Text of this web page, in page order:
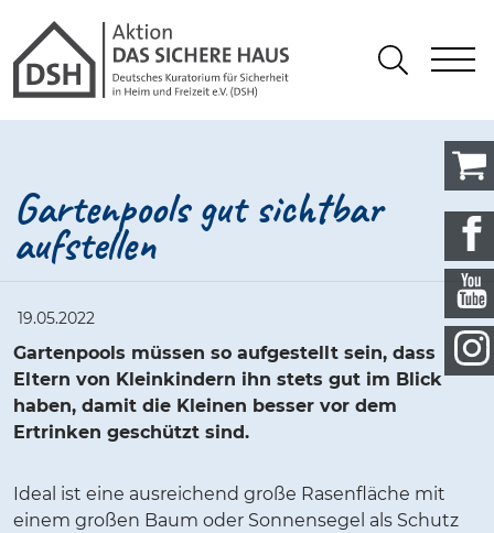
Gathmann Michaelis und
Suchen
Gartenpools gut sichtbar
aufstellen
19.05.2022
Gartenpools müssen so aufgestellt sein, dass
Eltern von Kleinkindern ihn stets gut im Blick
haben, damit die Kleinen besser vor dem
Ertrinken geschützt sind.
Ideal ist eine ausreichend große Rasenfläche mit
einem großen Baum oder Sonnensegel als Schutz